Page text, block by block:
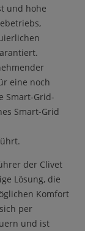
und hohe
eine noch
Smart-Grid-
Smart-Grid
der Clivet
Lösung, die
Komfort
per
und ist